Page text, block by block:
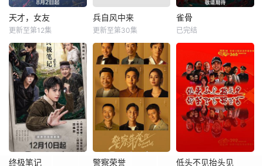
天才，女友
更新至第12集
兵自风中来
更新至第30集
雀骨
已完结
终极笔记 警察荣誉 低头不见抬头见